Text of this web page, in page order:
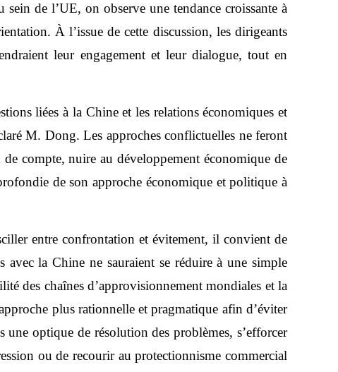
de l’UE, on observe une tendance croissante à
À l’issue de cette discussion, les dirigeants
leur engagement et leur dialogue, tout en
liées à la Chine et les relations économiques et
M. Dong. Les approches conflictuelles ne feront
compte, nuire au développement économique de
de son approche économique et politique à
entre confrontation et évitement, il convient de
avec la Chine ne sauraient se réduire à une simple
des chaînes d’approvisionnement mondiales et la
plus rationnelle et pragmatique afin d’éviter
optique de résolution des problèmes, s’efforcer
ou de recourir au protectionnisme commercial